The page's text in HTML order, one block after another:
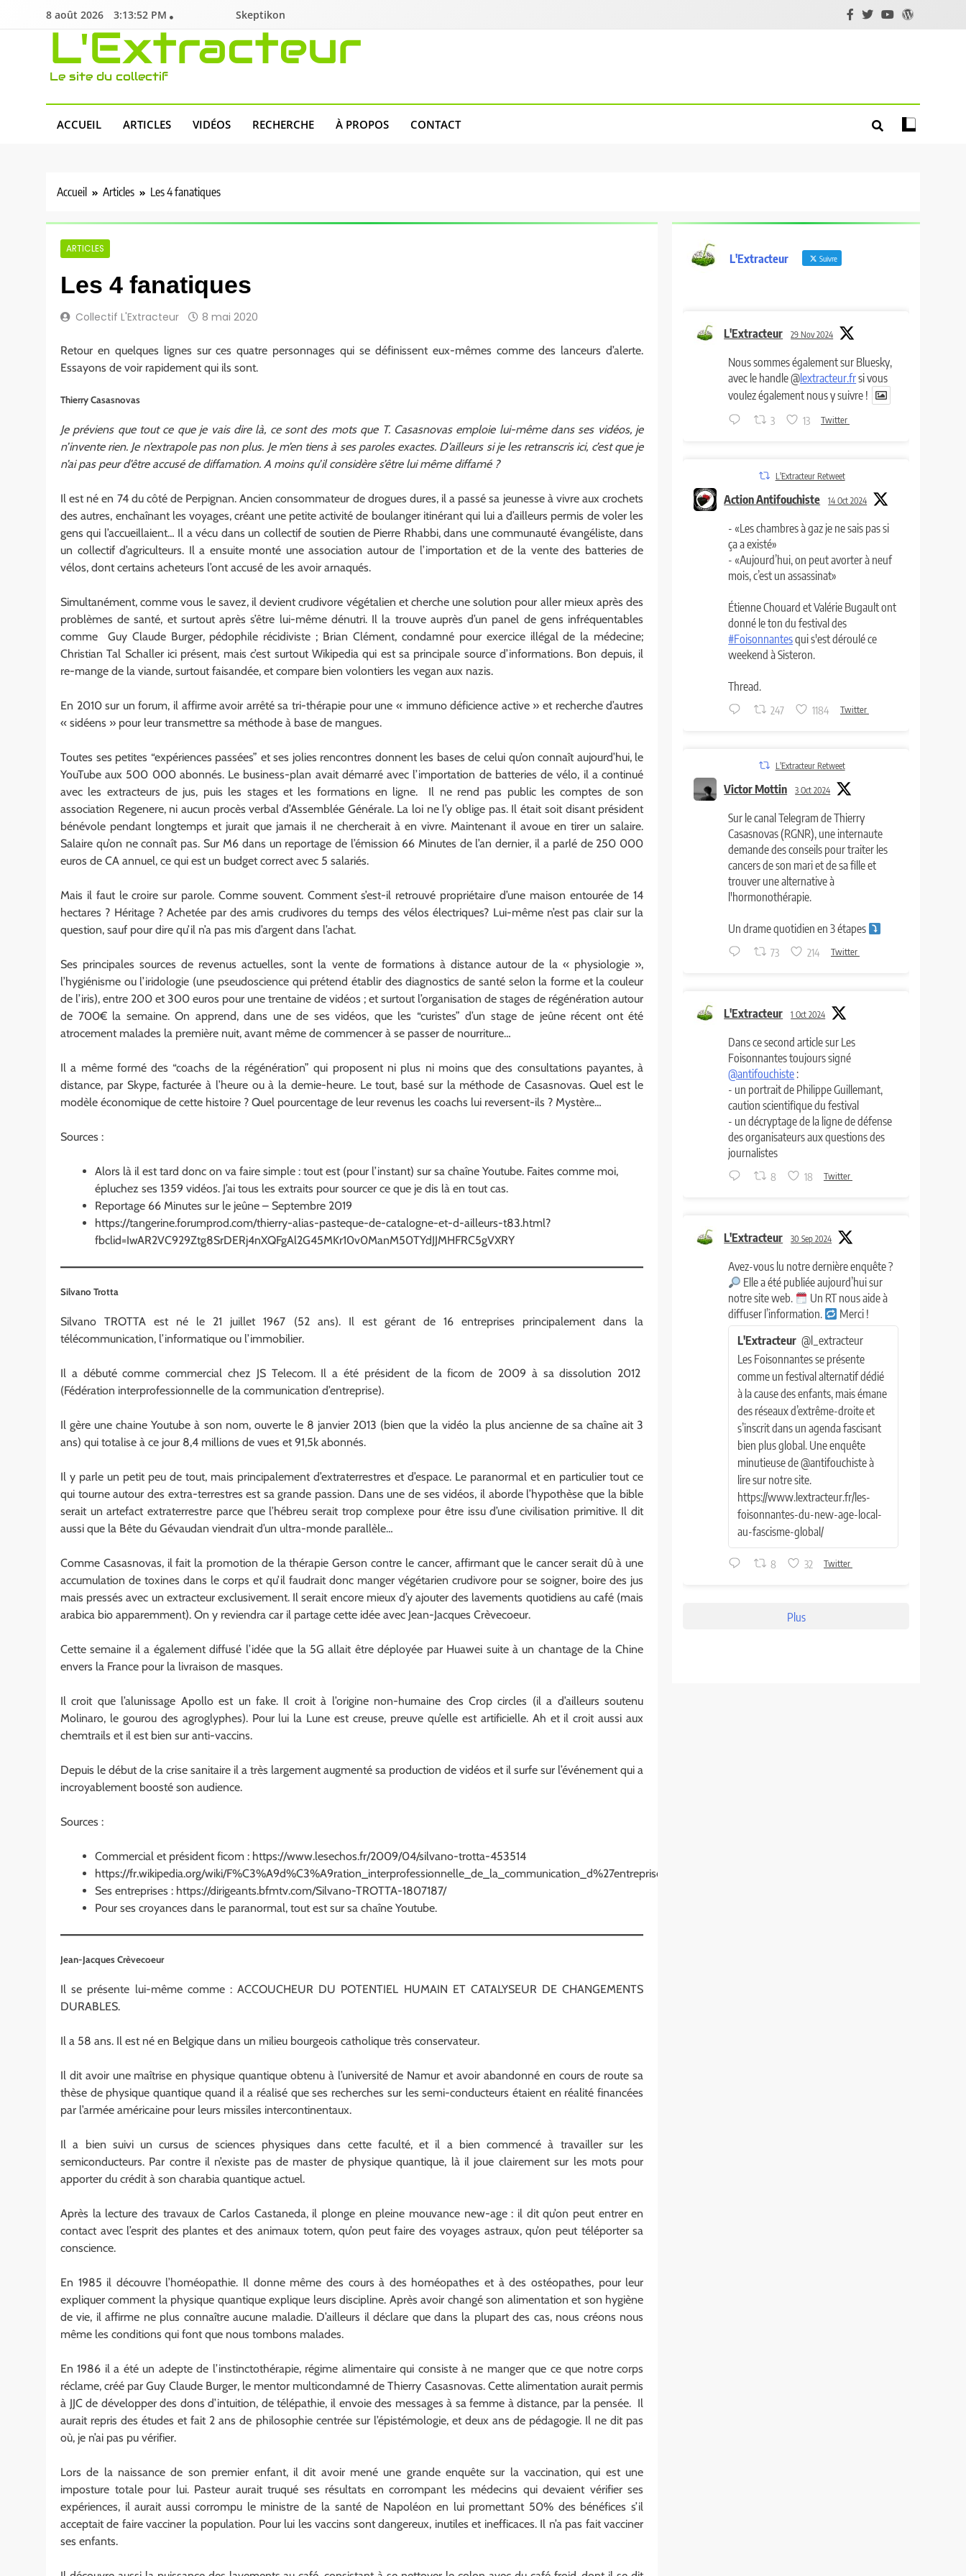
8 août 2026 3:13:53 PM Skeptikon
L'Extracteur
Le site du collectif
ACCUEIL ARTICLES VIDÉOS RECHERCHE À PROPOS CONTACT
Accueil Articles Les 4 fanatiques
ARTICLES
Les 4 fanatiques
Collectif L'Extracteur 8 mai 2020
Retour en quelques lignes sur ces quatre personnages qui se définissent eux-mêmes comme des lanceurs d’alerte.
Essayons de voir rapidement qui ils sont.
Thierry Casasnovas
Je préviens que tout ce que je vais dire là, ce sont des mots que T. Casasnovas emploie lui-même dans ses vidéos, je
n’invente rien. Je n’extrapole pas non plus. Je m’en tiens à ses paroles exactes. D’ailleurs si je les retranscris ici, c’est que je
n’ai pas peur d’être accusé de diffamation. A moins qu’il considère s’être lui même diffamé ?
Il est né en 74 du côté de Perpignan. Ancien consommateur de drogues dures, il a passé sa jeunesse à vivre aux crochets
des autres, enchaînant les voyages, créant une petite activité de boulanger itinérant qui lui a d’ailleurs permis de voler les
gens qui l’accueillaient… Il a vécu dans un collectif de soutien de Pierre Rhabbi, dans une communauté évangéliste, dans
un collectif d’agriculteurs. Il a ensuite monté une association autour de l’importation et de la vente des batteries de
vélos, dont certains acheteurs l’ont accusé de les avoir arnaqués.
Simultanément, comme vous le savez, il devient crudivore végétalien et cherche une solution pour aller mieux après des
problèmes de santé, et surtout après s’être lui-même dénutri. Il la trouve auprès d’un panel de gens infréquentables
comme Guy Claude Burger, pédophile récidiviste ; Brian Clément, condamné pour exercice illégal de la médecine;
Christian Tal Schaller ici présent, mais c’est surtout Wikipedia qui est sa principale source d’informations. Bon depuis, il
re-mange de la viande, surtout faisandée, et compare bien volontiers les vegan aux nazis.
En 2010 sur un forum, il affirme avoir arrêté sa tri-thérapie pour une « immuno déficience active » et recherche d’autres
« sidéens » pour leur transmettre sa méthode à base de mangues.
Toutes ses petites “expériences passées” et ses jolies rencontres donnent les bases de celui qu’on connaît aujourd’hui, le
YouTube aux 500 000 abonnés. Le business-plan avait démarré avec l’importation de batteries de vélo, il a continué
avec les extracteurs de jus, puis les stages et les formations en ligne. Il ne rend pas public les comptes de son
association Regenere, ni aucun procès verbal d’Assemblée Générale. La loi ne l’y oblige pas. Il était soit disant président
bénévole pendant longtemps et jurait que jamais il ne chercherait à en vivre. Maintenant il avoue en tirer un salaire.
Salaire qu’on ne connaît pas. Sur M6 dans un reportage de l’émission 66 Minutes de l’an dernier, il a parlé de 250 000
euros de CA annuel, ce qui est un budget correct avec 5 salariés.
Mais il faut le croire sur parole. Comme souvent. Comment s’est-il retrouvé propriétaire d’une maison entourée de 14
hectares ? Héritage ? Achetée par des amis crudivores du temps des vélos électriques? Lui-même n’est pas clair sur la
question, sauf pour dire qu’il n’a pas mis d’argent dans l’achat.
Ses principales sources de revenus actuelles, sont la vente de formations à distance autour de la « physiologie »,
l’hygiénisme ou l’iridologie (une pseudoscience qui prétend établir des diagnostics de santé selon la forme et la couleur
de l’iris), entre 200 et 300 euros pour une trentaine de vidéos ; et surtout l’organisation de stages de régénération autour
de 700€ la semaine. On apprend, dans une de ses vidéos, que les “curistes” d’un stage de jeûne récent ont été
atrocement malades la première nuit, avant même de commencer à se passer de nourriture…
Il a même formé des “coachs de la régénération” qui proposent ni plus ni moins que des consultations payantes, à
distance, par Skype, facturée à l’heure ou à la demie-heure. Le tout, basé sur la méthode de Casasnovas. Quel est le
modèle économique de cette histoire ? Quel pourcentage de leur revenus les coachs lui reversent-ils ? Mystère…
Sources :
Alors là il est tard donc on va faire simple : tout est (pour l’instant) sur sa chaîne Youtube. Faites comme moi,
épluchez ses 1359 vidéos. J’ai tous les extraits pour sourcer ce que je dis là en tout cas.
Reportage 66 Minutes sur le jeûne – Septembre 2019
https://tangerine.forumprod.com/thierry-alias-pasteque-de-catalogne-et-d-ailleurs-t83.html?
fbclid=IwAR2VC929Ztg8SrDERj4nXQFgAl2G45MKr10v0ManM50TYdJJMHFRC5gVXRY
Silvano Trotta
Silvano TROTTA est né le 21 juillet 1967 (52 ans). Il est gérant de 16 entreprises principalement dans la
télécommunication, l’informatique ou l’immobilier.
Il a débuté comme commercial chez JS Telecom. Il a été président de la ficom de 2009 à sa dissolution 2012
(Fédération interprofessionnelle de la communication d’entreprise).
Il gère une chaine Youtube à son nom, ouverte le 8 janvier 2013 (bien que la vidéo la plus ancienne de sa chaîne ait 3
ans) qui totalise à ce jour 8,4 millions de vues et 91,5k abonnés.
Il y parle un petit peu de tout, mais principalement d’extraterrestres et d’espace. Le paranormal et en particulier tout ce
qui tourne autour des extra-terrestres est sa grande passion. Dans une de ses vidéos, il aborde l’hypothèse que la bible
serait un artefact extraterrestre parce que l’hébreu serait trop complexe pour être issu d’une civilisation primitive. Il dit
aussi que la Bête du Gévaudan viendrait d’un ultra-monde parallèle…
Comme Casasnovas, il fait la promotion de la thérapie Gerson contre le cancer, affirmant que le cancer serait dû à une
accumulation de toxines dans le corps et qu’il faudrait donc manger végétarien crudivore pour se soigner, boire des jus
mais pressés avec un extracteur exclusivement. Il serait encore mieux d’y ajouter des lavements quotidiens au café (mais
arabica bio apparemment). On y reviendra car il partage cette idée avec Jean-Jacques Crèvecoeur.
Cette semaine il a également diffusé l’idée que la 5G allait être déployée par Huawei suite à un chantage de la Chine
envers la France pour la livraison de masques.
Il croit que l’alunissage Apollo est un fake. Il croit à l’origine non-humaine des Crop circles (il a d’ailleurs soutenu
Molinaro, le gourou des agroglyphes). Pour lui la Lune est creuse, preuve qu’elle est artificielle. Ah et il croit aussi aux
chemtrails et il est bien sur anti-vaccins.
Depuis le début de la crise sanitaire il a très largement augmenté sa production de vidéos et il surfe sur l’événement qui a
incroyablement boosté son audience.
Sources :
Commercial et président ficom : https://www.lesechos.fr/2009/04/silvano-trotta-453514
https://fr.wikipedia.org/wiki/F%C3%A9d%C3%A9ration_interprofessionnelle_de_la_communication_d%27entreprise
Ses entreprises : https://dirigeants.bfmtv.com/Silvano-TROTTA-1807187/
Pour ses croyances dans le paranormal, tout est sur sa chaîne Youtube.
Jean-Jacques Crèvecoeur
Il se présente lui-même comme : ACCOUCHEUR DU POTENTIEL HUMAIN ET CATALYSEUR DE CHANGEMENTS
DURABLES.
Il a 58 ans. Il est né en Belgique dans un milieu bourgeois catholique très conservateur.
Il dit avoir une maîtrise en physique quantique obtenu à l’université de Namur et avoir abandonné en cours de route sa
thèse de physique quantique quand il a réalisé que ses recherches sur les semi-conducteurs étaient en réalité financées
par l’armée américaine pour leurs missiles intercontinentaux.
Il a bien suivi un cursus de sciences physiques dans cette faculté, et il a bien commencé à travailler sur les
semiconducteurs. Par contre il n’existe pas de master de physique quantique, là il joue clairement sur les mots pour
apporter du crédit à son charabia quantique actuel.
Après la lecture des travaux de Carlos Castaneda, il plonge en pleine mouvance new-age : il dit qu’on peut entrer en
contact avec l’esprit des plantes et des animaux totem, qu’on peut faire des voyages astraux, qu’on peut téléporter sa
conscience.
En 1985 il découvre l’homéopathie. Il donne même des cours à des homéopathes et à des ostéopathes, pour leur
expliquer comment la physique quantique explique leurs discipline. Après avoir changé son alimentation et son hygiène
de vie, il affirme ne plus connaître aucune maladie. D’ailleurs il déclare que dans la plupart des cas, nous créons nous
même les conditions qui font que nous tombons malades.
En 1986 il a été un adepte de l’instinctothérapie, régime alimentaire qui consiste à ne manger que ce que notre corps
réclame, créé par Guy Claude Burger, le mentor multicondamné de Thierry Casasnovas. Cette alimentation aurait permis
à JJC de développer des dons d’intuition, de télépathie, il envoie des messages à sa femme à distance, par la pensée. Il
aurait repris des études et fait 2 ans de philosophie centrée sur l’épistémologie, et deux ans de pédagogie. Il ne dit pas
où, je n’ai pas pu vérifier.
Lors de la naissance de son premier enfant, il dit avoir mené une grande enquête sur la vaccination, qui est une
imposture totale pour lui. Pasteur aurait truqué ses résultats en corrompant les médecins qui devaient vérifier ses
expériences, il aurait aussi corrompu le ministre de la santé de Napoléon en lui promettant 50% des bénéfices s’il
acceptait de faire vacciner la population. Pour lui les vaccins sont dangereux, inutiles et inefficaces. Il n’a pas fait vacciner
ses enfants.
L'Extracteur Suivre
L'Extracteur 29 Nov 2024
Nous sommes également sur Bluesky,
avec le handle @lextracteur.frsi vous
voulez également nous y suivre !
3 13 Twitter
L'Extracteur Retweet
Action Antifouchiste 14 Oct 2024
- «Les chambres à gaz je ne sais pas si
ça a existé»
- «Aujourd’hui, on peut avorter à neuf
mois, c’est un assassinat»
Étienne Chouard et Valérie Bugault ont
donné le ton du festival des
#Foisonnantesqui s'est déroulé ce
weekend à Sisteron.
Thread.
247 1184 Twitter
L'Extracteur Retweet
Victor Mottin 3 Oct 2024
Sur le canal Telegram de Thierry
Casasnovas (RGNR), une internaute
demande des conseils pour traiter les
cancers de son mari et de sa fille et
trouver une alternative à
l'hormonothérapie.
Un drame quotidien en 3 étapes
73 214 Twitter
L'Extracteur 1 Oct 2024
Dans ce second article sur Les
Foisonnantes toujours signé
@antifouchiste :
- un portrait de Philippe Guillemant,
caution scientifique du festival
- un décryptage de la ligne de défense
des organisateurs aux questions des
journalistes
8 18 Twitter
L'Extracteur 30 Sep 2024
Avez-vous lu notre dernière enquête ?
Elle a été publiée aujourd’hui sur
notre site web.
Un RT nous aide à
diffuser l’information.
Merci !
L'Extracteur @l_extracteur
Les Foisonnantes se présente
comme un festival alternatif dédié
à la cause des enfants, mais émane
des réseaux d’extrême-droite et
s’inscrit dans un agenda fascisant
bien plus global. Une enquête
minutieuse de @antifouchiste à
lire sur notre site.
https://www.lextracteur.fr/les-
foisonnantes-du-new-age-local-
au-fascisme-global/
8 32 Twitter
Plus